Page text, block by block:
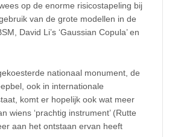
op de enorme risicostapeling bij
van de grote modellen in de
David Li’s ‘Gaussian Copula’ en
nationaal monument, de
ook in internationale
komt er hopelijk ook wat meer
wiens ‘prachtig instrument’ (Rutte
aan het ontstaan ervan heeft